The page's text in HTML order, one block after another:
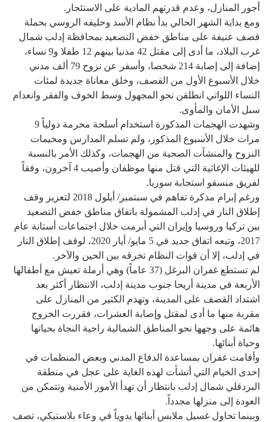
أجور المنازل، وعدم قدرتهم المادية على الاستئجار.
ومع بداية الشهر الحالي بدأ نظام الأسد وحليفه الروسي بحملة
قصف عنيفة على مناطق خفض التصعيد بمحافظة إدلب شمال
غرب البلاد، ما أدى إلى مقتل 42 مدنيا بينهم 12 طفلا و9 نساء،
إضافة إلى إصابة 214 شخصا، وأسفر عن نزوح 79 ألف مدني
خلال الأسبوع الأول من القصف، وخلق معاناة جديدة لمئات
النساء اللواتي انطلقن نحو المجهول وسط الخوف والفقر وانعدام
سبل الأمان والمأوى.
وشهدت الهجمات المذكورة استخدام أسلحة محرمة دولياً 9
مرات خلال الأسبوع المذكور، ولم تسلم المدارس ومخيمات
النزوح والمنشآت الصحية من الهجمات، وكذلك الأمر بالنسبة
للهيئات الإغاثية التي قتل منها موظفان وأصيب 4 آخرون، وفقاً
لفريق منسقو استجابة سوريا.
ورغم إبرام مذكرة تفاهم في سبتمبر/ أيلول 2018 لتعزيز وقف
إطلاق النار في إدلب المشمولة باتفاق مناطق خفض التصعيد
بين تركيا وروسيا وإيران التي أبرمت خلال اجتماعات أستانة عام
2017، وتبعه اتفاق جديد في 5 مايو/ أيار 2020، لوقف إطلاق النار
في إدلب، إلا أن قوات النظام تخرقه بين الحين والآخر.
لم تستطع غفران البرغل (37 عاماً) وهي أرملة تعيش مع أطفالها
الأربعة في مدينة أريحا جنوب مدينة إدلب، الانتظار أكثر بعد
اشتداد القصف على المدينة، وتهدم الكثير من المنازل على
مقربة منها ما أدى لمقتل وإصابة العشرات، فقررت الخروج
هائمة على وجهها نحو المناطق الشمالية راجية النجاة بحياتها
وحياة أبنائها.
وأقامت غفران بمساعدة الدفاع المدني وبعض المنظمات في
إحدى الخيام التي أنشأت لهذه الغاية على عجل في منطقة
البردقلي شمال إدلب بانتظار أن تهدأ الأمور الأمنية وتتمكن من
العودة إلى منزلها مجدداً.
وبينما تحاول غسيل ملابس أبنائها يدوياً في وعاء بلاستيكي، تصف